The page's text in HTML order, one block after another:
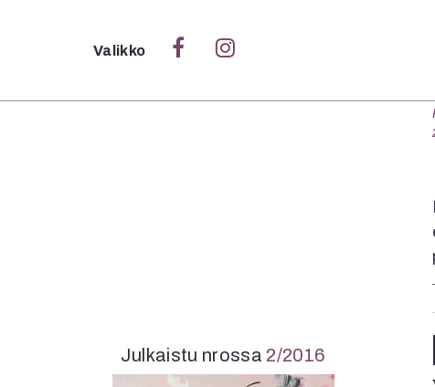
Sulje
Valikko
Julkaistu nrossa 2/2016